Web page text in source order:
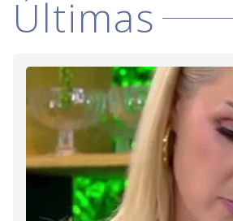
i
d
e
o
Últimas